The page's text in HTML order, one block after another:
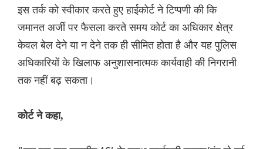
इस तर्क को स्वीकार करते हुए हाईकोर्ट ने टिप्पणी की कि
जमानत अर्जी पर फैसला करते समय कोर्ट का अधिकार क्षेत्र
केवल बेल देने या न देने तक ही सीमित होता है और यह पुलिस
अधिकारियों के खिलाफ अनुशासनात्मक कार्यवाही की निगरानी
तक नहीं बढ़ सकता।
कोर्ट ने कहा,